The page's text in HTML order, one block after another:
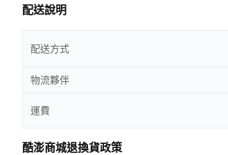
配送說明
配送方式
物流夥伴
運費
酷澎商城退換貨政策